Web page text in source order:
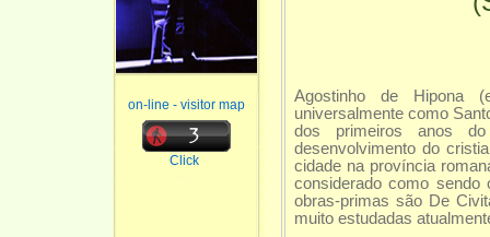
on-line - visitor map
Click
Agostinho de Hipona
universalmente como
dos primeiros anos
desenvolvimento do
cidade na província
considerado como
obras-primas são De
muito estudadas